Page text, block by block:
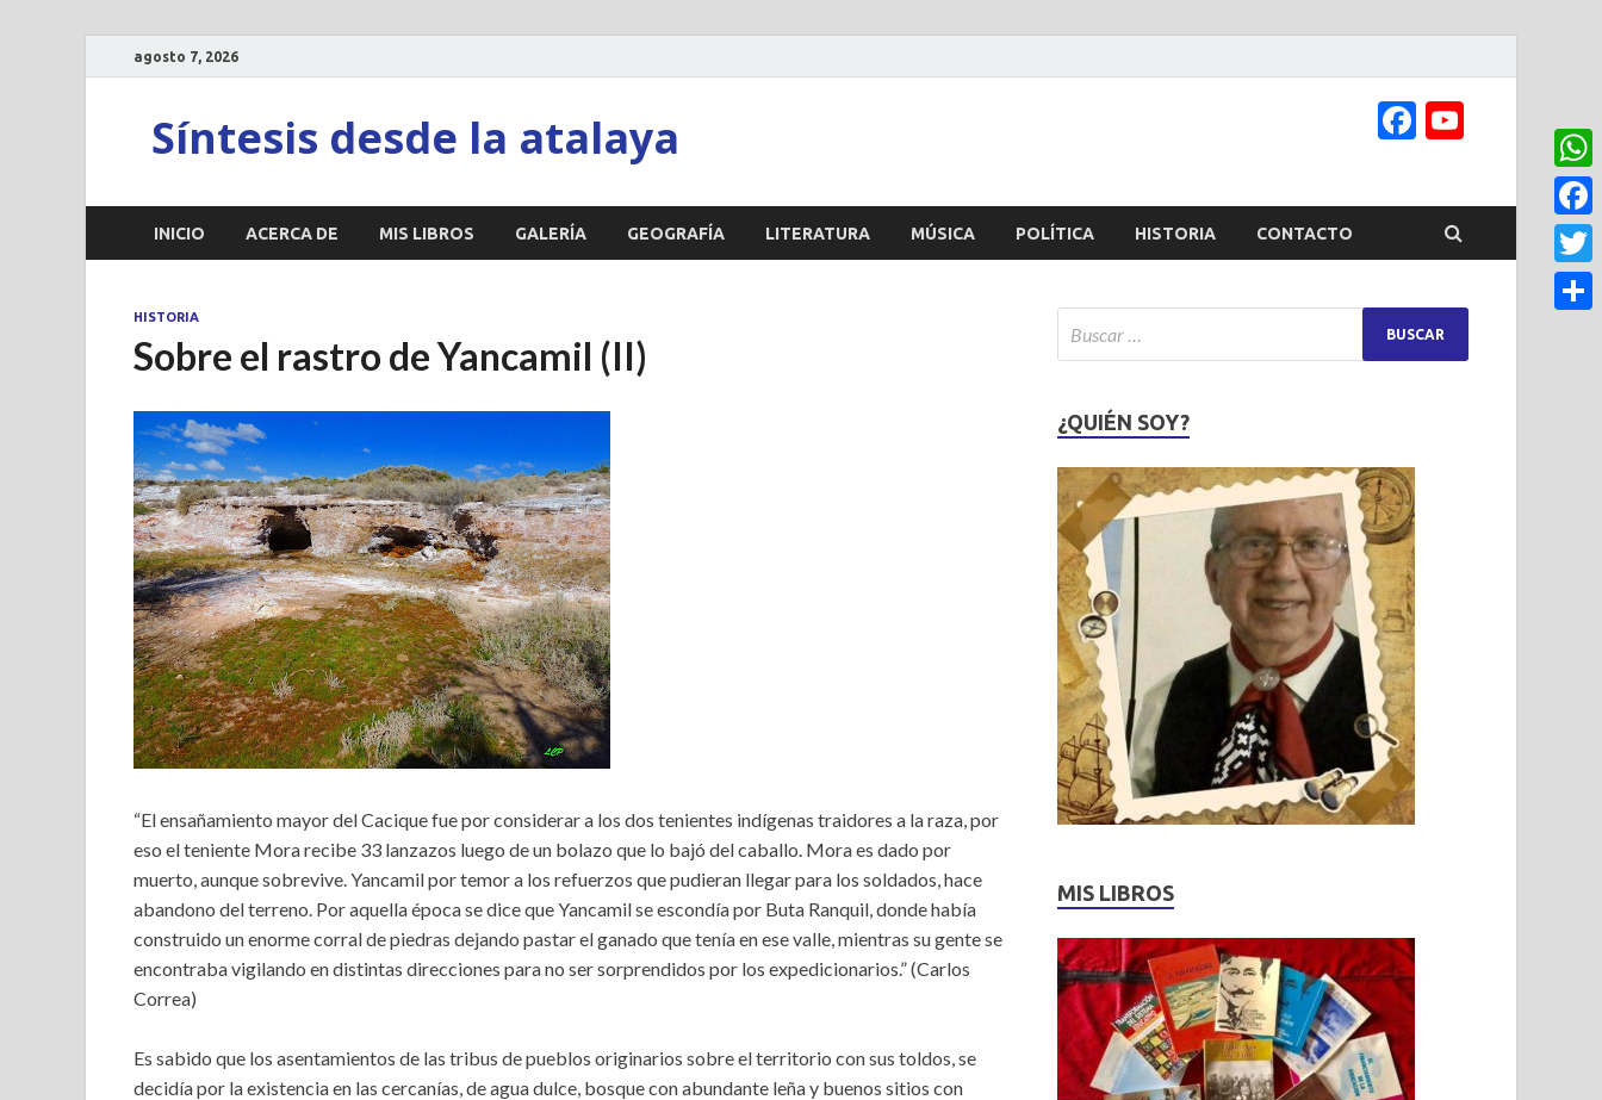
agosto 7, 2026
Síntesis desde la atalaya Facebook
Channel
INICIO ACERCA DE MIS LIBROS GALERÍA GEOGRAFÍA LITERATURA MÚSICA POLÍTICA HISTORIA CONTACTO
HISTORIA
Sobre el rastro de Yancamil (II)
“El ensañamiento mayor del Cacique fue por considerar a los dos tenientes indígenas traidores a la raza, por
eso el teniente Mora recibe 33 lanzazos luego de un bolazo que lo bajó del caballo. Mora es dado por
muerto, aunque sobrevive. Yancamil por temor a los refuerzos que pudieran llegar para los soldados, hace
abandono del terreno. Por aquella época se dice que Yancamil se escondía por Buta Ranquil, donde había
construido un enorme corral de piedras dejando pastar el ganado que tenía en ese valle, mientras su gente se
encontraba vigilando en distintas direcciones para no ser sorprendidos por los expedicionarios.” (Carlos
Correa)
Es sabido que los asentamientos de las tribus de pueblos originarios sobre el territorio con sus toldos, se
decidía por la existencia en las cercanías, de agua dulce, bosque con abundante leña y buenos sitios con
¿QUIÉN SOY?
MIS LIBROS